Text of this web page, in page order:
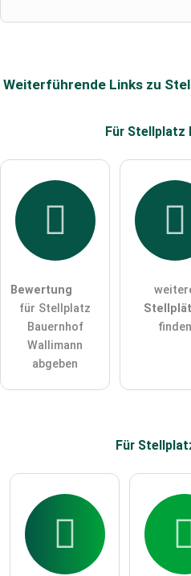
Klicken Sie hier um eine
Stellplatz-Eintrag zu stellen.
Weiterführende Links zu
Für Stellplatz
Bewertung
für Stellplatz
Bauernhof
Wallimann
abgeben
finden
Für